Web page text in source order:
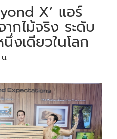
X’ แอร์
กไม้จริง ระดับ
งเดียวในโลก
.